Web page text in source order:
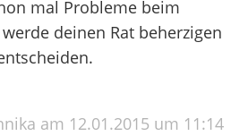
mal Probleme beim
deinen Rat beherzigen
am 12.01.2015 um 11:14